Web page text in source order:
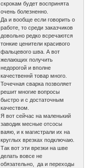
скрокам будет воспринята
очень болезненно.
Да и вообще если говорить о
работе, то среди заказчиков
довольно редко всречаются
тонкие ценители красивого
фальцевого шва. А вот
желающих получить
недорогой и вполне
качественнй товар много.
Точечная сварка позволяет
решит многие вопросы
быстро и с достаточным
качеством.
Я вот сейчас на маленький
заводик месные отсосы
ваяю, и к магистрали их на
круглых врезках подключаю.
Так вот эти врезки на шве
делать вовсе не
обязательно, да и переходы